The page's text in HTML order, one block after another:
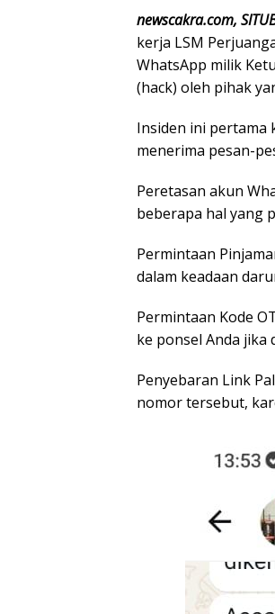
newscakra.com,
kerja LSM
WhatsApp milik
(hack) oleh pihak
Insiden ini pertama
menerima pesan-
Peretasan akun
beberapa hal yang
Permintaan
dalam keadaan
Permintaan Kode
ke ponsel Anda jika
Penyebaran Link
nomor tersebut,